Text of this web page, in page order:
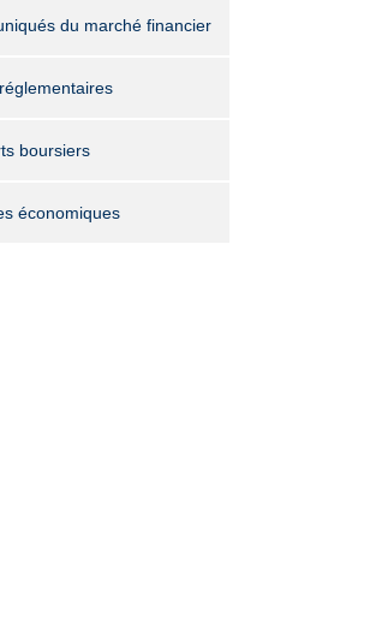
du marché financier
boursiers
économiques